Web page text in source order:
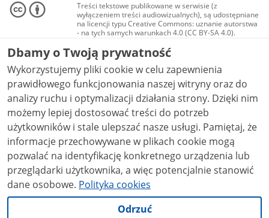
Treści tekstowe publikowane w serwisie (z
wyłączeniem treści audiowizualnych), są udostępniane
na licencji typu Creative Commons: uznanie autorstwa
- na tych samych warunkach 4.0 (CC BY-SA 4.0).
Materiały audiowizualne, w tym zdjęcia, materiały
audio i wideo, są udostępniane na licencji typu
Creative Commons: uznanie autorstwa użycie
niekomercyjne - bez utworów zależnych 4.0 (CC BY-
NC-ND 4.0), o ile nie jest to stwierdzone inaczej.
Dbamy o Twoją prywatność
Wykorzystujemy pliki cookie w celu zapewnienia
prawidłowego funkcjonowania naszej witryny oraz do
analizy ruchu i optymalizacji działania strony. Dzięki nim
możemy lepiej dostosować treści do potrzeb
użytkowników i stale ulepszać nasze usługi. Pamiętaj, że
informacje przechowywane w plikach cookie mogą
pozwalać na identyfikację konkretnego urządzenia lub
przeglądarki użytkownika, a więc potencjalnie stanowić
dane osobowe. Polityka cookies
Odrzuć